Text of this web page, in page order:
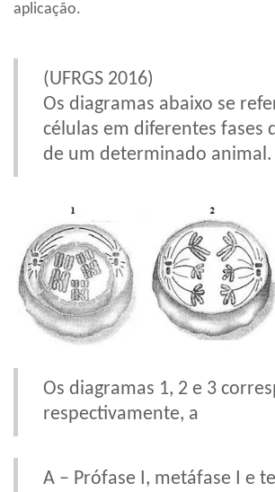
aplicação.
(UFRGS 2016)
Os diagramas abaixo se
células em diferentes fases
de um determinado animal.
Os diagramas 1, 2 e 3
respectivamente, a
A – Prófase I, metáfase I e